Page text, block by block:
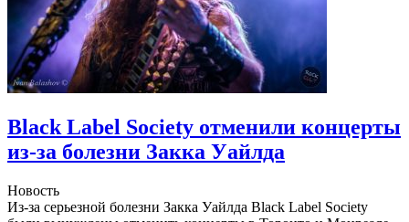
Black Label Society отменили концерты
из-за болезни Закка Уайлда
Новость
Из-за серьезной болезни Закка Уайлда Black Label Society